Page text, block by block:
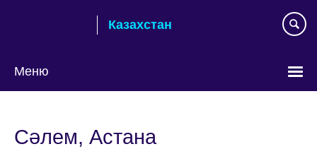
Казахстан
Меню
Сәлем, Астана